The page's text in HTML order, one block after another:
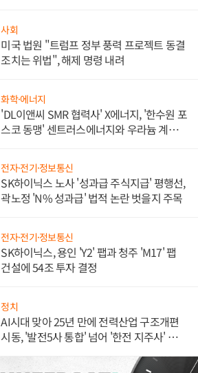
사회
미국 법원 "트럼프 정부 풍력 프로젝트 동결
조치는 위법", 해제 명령 내려
화학·에너지
'DL이앤씨 SMR 협력사' X에너지, '한수원 포
스코 동맹' 센트러스에너지와 우라늄 계약
전자·전기·정보통신
SK하이닉스 노사 '성과급 주식지급' 평행선,
곽노정 'N% 성과급' 법적 논란 벗을지 주목
전자·전기·정보통신
SK하이닉스, 용인 'Y2' 팹과 청주 'M17' 팹
건설에 54조 투자 결정
정치
AI시대 맞아 25년 만에 전력산업 구조개편
시동, '발전5사 통합' 넘어 '한전 지주사' 재편